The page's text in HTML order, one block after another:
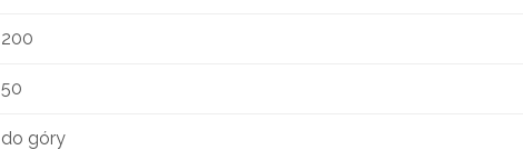
200
50
do góry